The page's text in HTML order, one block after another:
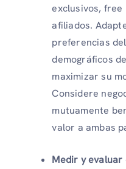
exclusivos, free
afiliados.
preferencias
demográficos
maximizar su
Considere
mutuamente
valor a ambas
Medir y evaluar